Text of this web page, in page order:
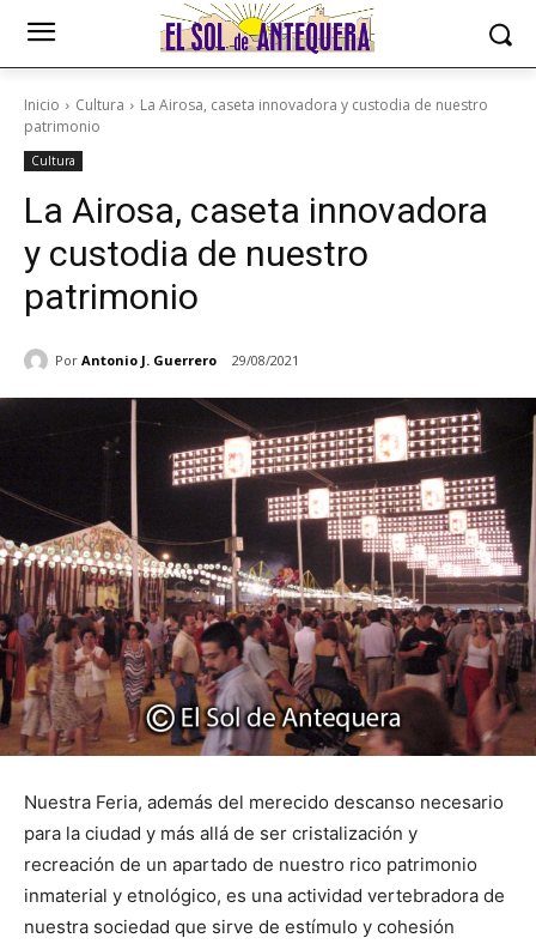
Inicio Cultura
La Airosa, caseta innovadora y custodia de nuestro
patrimonio
Cultura
La Airosa, caseta innovadora
y custodia de nuestro
patrimonio
Por Antonio J. Guerrero 29/08/2021
Nuestra Feria, además del merecido descanso necesario
para la ciudad y más allá de ser cristalización y
recreación de un apartado de nuestro rico patrimonio
inmaterial y etnológico, es una actividad vertebradora de
nuestra sociedad que sirve de estímulo y cohesión